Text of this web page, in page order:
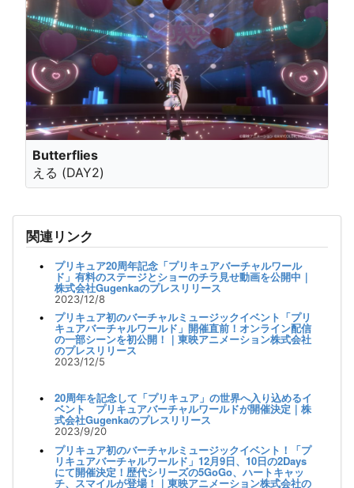
Butterflies
える (DAY2)
関連リンク
プリキュア20周年記念「プリキュアバーチャルワール
ド」有料のステージとショーのチラ見せ動画を公開中｜
株式会社Gugenkaのプレスリリース
2023/12/8
プリキュア初のバーチャルミュージックイベント「プリ
キュアバーチャルワールド」開催直前！オンライン配信
の一部シーンを初公開！｜東映アニメーション株式会社
のプレスリリース
2023/12/5
20周年を記念して「プリキュア」の世界へ入り込めるイ
ベント プリキュアバーチャルワールドが開催決定｜株
式会社Gugenkaのプレスリリース
2023/9/20
プリキュア初のバーチャルミュージックイベント！「プ
リキュアバーチャルワールド」12月9日、10日の2Days
にて開催決定！歴代シリーズの5GoGo、ハートキャッ
チ、スマイルが登場！｜東映アニメーション株式会社の